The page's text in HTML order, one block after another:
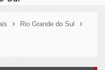
Rio Grande do Sul